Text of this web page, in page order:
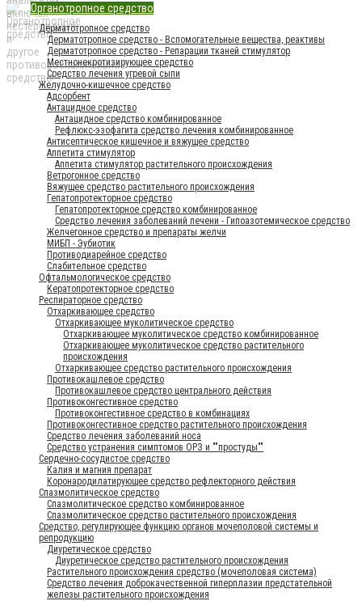
Органотропное средство
Дерматотропное средство
Дерматотропное средство - Вспомогательные вещества, реактивы
Дерматотропное средство - Репарации тканей стимулятор
Местнонекротизирующее средство
Средство лечения угревой сыпи
Желудочно-кишечное средство
Адсорбент
Антацидное средство
Антацидное средство комбинированное
Рефлюкс-эзофагита средство лечения комбинированное
Антисептическое кишечное и вяжущее средство
Аппетита стимулятор
Аппетита стимулятор растительного происхождения
Ветрогонное средство
Вяжущее средство растительного происхождения
Гепатопротекторное средство
Гепатопротекторное средство комбинированное
Средство лечения заболеваний печени - Гипоазотемическое средство
Желчегонное средство и препараты желчи
МИБП - Эубиотик
Противодиарейное средство
Слабительное средство
Офтальмологическое средство
Кератопротекторное средство
Респираторное средство
Отхаркивающее средство
Отхаркивающее муколитическое средство
Отхаркивающее муколитическое средство комбинированное
Отхаркивающее муколитическое средство растительного
происхождения
Отхаркивающее средство растительного происхождения
Противокашлевое средство
Противокашлевое средство центрального действия
Противоконгестивное средство
Противоконгестивное средство в комбинациях
Противоконгестивное средство растительного происхождения
Средство лечения заболеваний носа
Средство устранения симптомов ОРЗ и ""простуды""
Сердечно-сосудистое средство
Калия и магния препарат
Коронародилатирующее средство рефлекторного действия
Спазмолитическое средство
Спазмолитическое средство комбинированное
Спазмолитическое средство растительного происхождения
Средство, регулирующее функцию органов мочеполовой системы и
репродукцию
Диуретическое средство
Диуретическое средство растительного происхождения
Растительного происхождения средство (мочеполовая система)
Средство лечения доброкачественной гиперплазии предстательной
железы растительного происхождения